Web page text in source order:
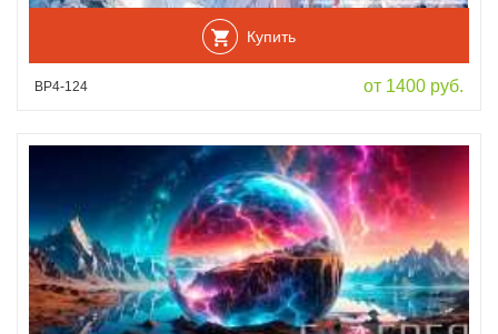
Купить
ВР4-124 от 1400 руб.